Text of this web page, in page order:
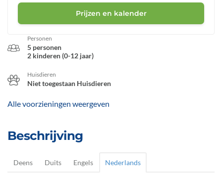
Personen
5 personen
2 kinderen (0-12 jaar)
Huisdieren
Niet toegestaan Huisdieren
Alle voorzieningen weergeven
Beschrijving
Deens Duits Engels Nederlands
Prijzen en kalender